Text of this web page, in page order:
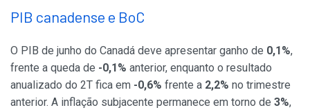
PIB canadense e BoC
O PIB de junho do Canadá deve apresentar ganho de 0,1%,
frente a queda de -0,1% anterior, enquanto o resultado
anualizado do 2T fica em -0,6% frente a 2,2% no trimestre
anterior. A inflação subjacente permanece em torno de 3%,